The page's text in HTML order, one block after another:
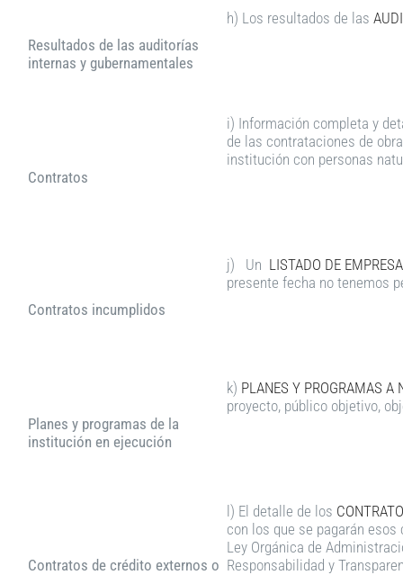
Resultados de las auditorías
internas y gubernamentales
h) Los resultados de las
Contratos
i) Información completa y
de las contrataciones de
institución con personas
Contratos incumplidos
j) Un LISTADO DE
presente fecha no tenemos
Planes y programas de la
institución en ejecución
k) PLANES Y PROGRAMAS A
proyecto, público objetivo,
Contratos de crédito externos o
l) El detalle de los
con los que se pagarán
Ley Orgánica de
Responsabilidad y